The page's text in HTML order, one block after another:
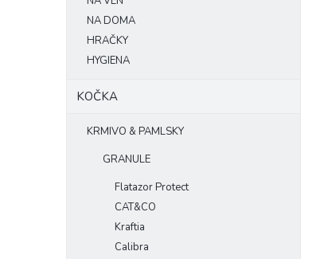
NA DOMA
HRAČKY
HYGIENA
KOČKA
KRMIVO & PAMLSKY
GRANULE
Flatazor Protect
CAT&CO
Kraftia
Calibra